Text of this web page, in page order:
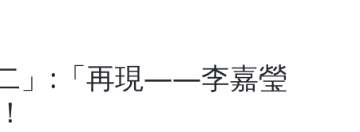
」:「再現——李嘉瑩